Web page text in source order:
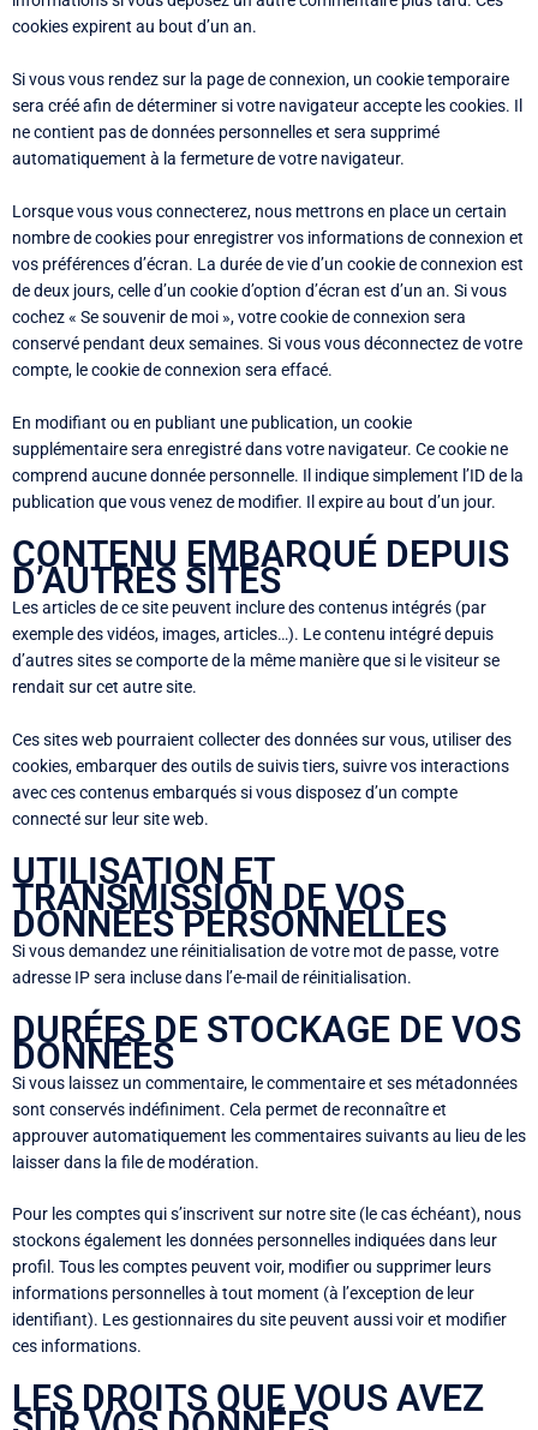
cookies expirent au bout d’un an.
Si vous vous rendez sur la page de connexion, un cookie temporaire
sera créé afin de déterminer si votre navigateur accepte les cookies. Il
ne contient pas de données personnelles et sera supprimé
automatiquement à la fermeture de votre navigateur.
Lorsque vous vous connecterez, nous mettrons en place un certain
nombre de cookies pour enregistrer vos informations de connexion et
vos préférences d’écran. La durée de vie d’un cookie de connexion est
de deux jours, celle d’un cookie d’option d’écran est d’un an. Si vous
cochez « Se souvenir de moi », votre cookie de connexion sera
conservé pendant deux semaines. Si vous vous déconnectez de votre
compte, le cookie de connexion sera effacé.
En modifiant ou en publiant une publication, un cookie
supplémentaire sera enregistré dans votre navigateur. Ce cookie ne
comprend aucune donnée personnelle. Il indique simplement l’ID de la
publication que vous venez de modifier. Il expire au bout d’un jour.
CONTENU EMBARQUÉ DEPUIS
D’AUTRES SITES
Les articles de ce site peuvent inclure des contenus intégrés (par
exemple des vidéos, images, articles…). Le contenu intégré depuis
d’autres sites se comporte de la même manière que si le visiteur se
rendait sur cet autre site.
Ces sites web pourraient collecter des données sur vous, utiliser des
cookies, embarquer des outils de suivis tiers, suivre vos interactions
avec ces contenus embarqués si vous disposez d’un compte
connecté sur leur site web.
UTILISATION ET
TRANSMISSION DE VOS
DONNÉES PERSONNELLES
Si vous demandez une réinitialisation de votre mot de passe, votre
adresse IP sera incluse dans l’e-mail de réinitialisation.
DURÉES DE STOCKAGE DE VOS
DONNÉES
Si vous laissez un commentaire, le commentaire et ses métadonnées
sont conservés indéfiniment. Cela permet de reconnaître et
approuver automatiquement les commentaires suivants au lieu de les
laisser dans la file de modération.
Pour les comptes qui s’inscrivent sur notre site (le cas échéant), nous
stockons également les données personnelles indiquées dans leur
profil. Tous les comptes peuvent voir, modifier ou supprimer leurs
informations personnelles à tout moment (à l’exception de leur
identifiant). Les gestionnaires du site peuvent aussi voir et modifier
ces informations.
LES DROITS QUE VOUS AVEZ